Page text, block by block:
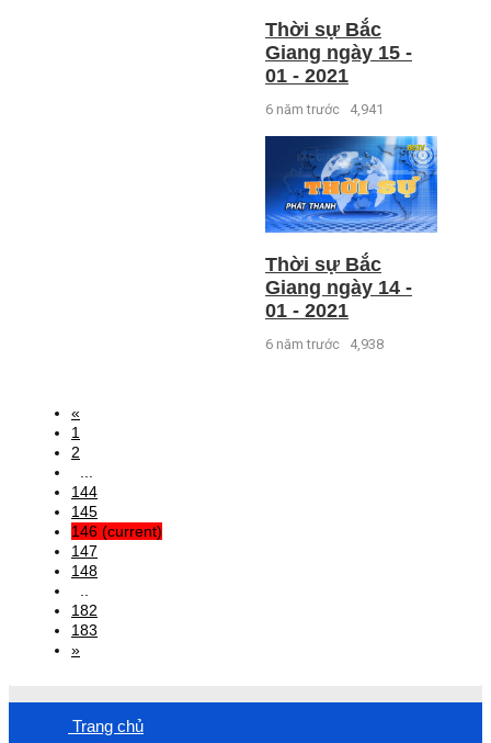
Thời sự Bắc
Giang ngày 15 -
01 - 2021
6 năm trước 4,941
Thời sự Bắc
Giang ngày 14 -
01 - 2021
6 năm trước 4,938
«
1
2
...
144
145
146 (current)
147
148
..
182
183
»
Trang chủ